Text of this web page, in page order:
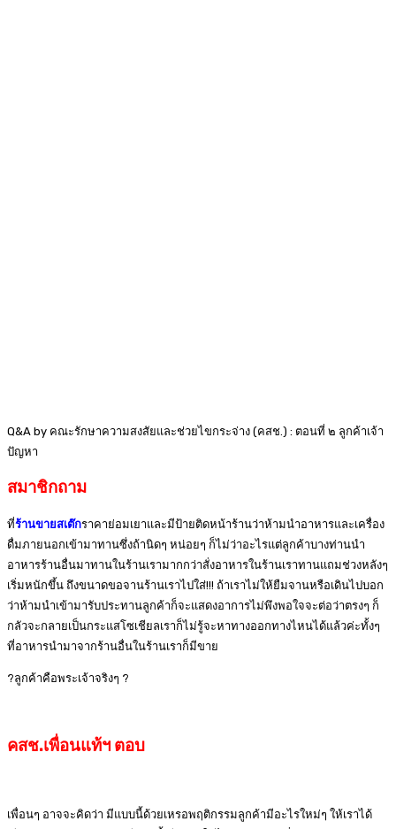
Q&A by คณะรักษาความสงสัยและช่วยไขกระจ่าง (คสช.) : ตอนที่ ๒ ลูกค้าเจ้า
ปัญหา
สมาชิกถาม
ที่ร้านขายสเต๊กราคาย่อมเยาและมีป้ายติดหน้าร้านว่าห้ามนำอาหารและเครื่อง
ดื่มภายนอกเข้ามาทานซึ่งถ้านิดๆ หน่อยๆ ก็ไม่ว่าอะไรแต่ลูกค้าบางท่านนำ
อาหารร้านอื่นมาทานในร้านเรามากกว่าสั่งอาหารในร้านเราทานแถมช่วงหลังๆ
เริ่มหนักขึ้น ถึงขนาดขอจานร้านเราไปใส่!!! ถ้าเราไม่ให้ยืมจานหรือเดินไปบอก
ว่าห้ามนำเข้ามารับประทานลูกค้าก็จะแสดงอาการไม่พึงพอใจจะต่อว่าตรงๆ ก็
กลัวจะกลายเป็นกระแสโซเชียลเราก็ไม่รู้จะหาทางออกทางไหนได้แล้วค่ะทั้งๆ
ที่อาหารนำมาจากร้านอื่นในร้านเราก็มีขาย
?ลูกค้าคือพระเจ้าจริงๆ ?
คสช.เพื่อนแท้ฯ ตอบ
เพื่อนๆ อาจจะคิดว่า มีแบบนี้ด้วยเหรอพฤติกรรมลูกค้ามีอะไรใหม่ๆ ให้เราได้